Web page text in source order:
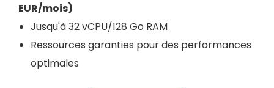
EUR/mois)
Jusqu'à 32 vCPU/128 Go RAM
Ressources garanties pour des performances
optimales